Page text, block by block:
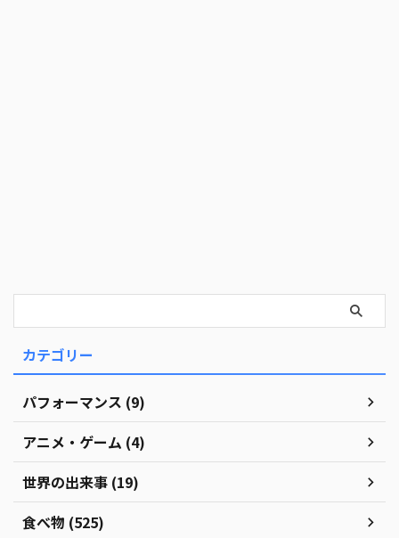
カテゴリー
パフォーマンス (9)
アニメ・ゲーム (4)
世界の出来事 (19)
食べ物 (525)